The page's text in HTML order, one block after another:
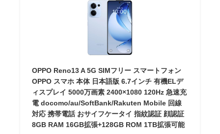
OPPO Reno13 A 5G SIMフリー スマートフォン
OPPO スマホ 本体 日本語版 6.7インチ 有機ELデ
ィスプレイ 5000万画素 2400×1080 120Hz 急速充
電 docomo/au/SoftBank/Rakuten Mobile 回線
対応 携帯電話 おサイフケータイ 指紋認証 顔認証
8GB RAM 16GB拡張+128GB ROM 1TB拡張可能